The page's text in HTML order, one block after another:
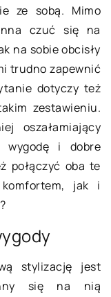
ze sobą. Mimo
czuć się na
na sobie obcisły
trudno zapewnić
dotyczy też
zestawieniu.
oszałamiający
wygodę i dobre
połączyć oba te
jak i
stylizację jest
się na nią